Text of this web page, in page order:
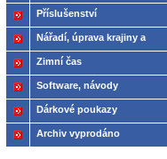
Příslušenství
Nářadí, úprava krajiny a
modelů
Zimní čas
Software, návody
Dárkové poukazy
Archiv vyprodáno